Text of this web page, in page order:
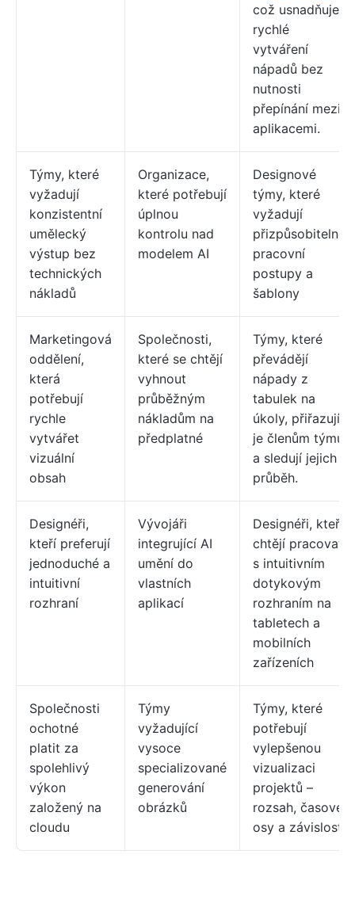
což usnadňuje
rychlé
vytváření
nápadů bez
nutnosti
přepínání mezi
aplikacemi.
Týmy, které
vyžadují
konzistentní
umělecký
výstup bez
technických
nákladů
Organizace,
které potřebují
úplnou
kontrolu nad
modelem AI
Designové
týmy, které
vyžadují
přizpůsobitelné
pracovní
postupy a
šablony
Marketingová
oddělení,
která
potřebují
rychle
vytvářet
vizuální
obsah
Společnosti,
které se chtějí
vyhnout
průběžným
nákladům na
předplatné
Týmy, které
převádějí
nápady z
tabulek na
úkoly, přiřazují
je členům týmu
a sledují jejich
průběh.
Designéři,
kteří preferují
jednoduché a
intuitivní
rozhraní
Vývojáři
integrující AI
umění do
vlastních
aplikací
Designéři, kteří
chtějí pracovat
s intuitivním
dotykovým
rozhraním na
tabletech a
mobilních
zařízeních
Společnosti
ochotné
platit za
spolehlivý
výkon
založený na
cloudu
Týmy
vyžadující
vysoce
specializované
generování
obrázků
Týmy, které
potřebují
vylepšenou
vizualizaci
projektů –
rozsah, časové
osy a závislosti